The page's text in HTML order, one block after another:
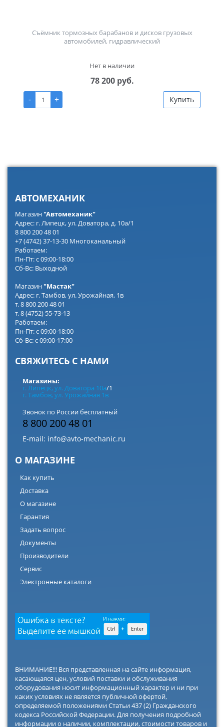
Съёмник тормозных барабанов и дисков грузовых
автомобилей, гидравлический
Нет в наличии
78 200 руб.
-
+ Купить
АВТОМЕХАНИК
Магазин"Автомеханик"
Адрес: г. Липецк, ул. Доватора, д. 10а/1
8 800 200 48 01
+7 (4742) 37-13-30 Многоканальный
Работаем:
Пн-Пт: с 09:00-18:00
Сб-Вс: Выходной
Магазин"Мастак"
Адрес: г. Тамбов, ул. Урожайная, 1в
т. 8 800 200 48 01
т. 8 (4752) 55-73-13
Работаем:
Пн-Пт: с 09:00-18:00
Сб-Вс: с 09:00-17:00
СВЯЖИТЕСЬ С НАМИ
Магазины:
г. Липецк, ул. Доватора 10а/1
г. Тамбов, ул. Урожайная 1в
Звонок по России бесплатный
8 800 200 48 01
E-mail: info@avto-mechanic.ru
О МАГАЗИНЕ
Как купить
Доставка
О магазине
Гарантия
Задать вопрос
Документы
Производители
Сервис
Электронные каталоги
ВНИМАНИЕ!!! Вся представленная на сайте информация,
касающаяся цен, условий поставки и обслуживания
оборудования носит информационный характер и ни при
каких условиях не является публичной офертой,
определяемой положениями Статьи 437 (2) Гражданского
кодекса Российской Федерации. Для получения подробной
информации о наличии, комплектации, стоимости товаров и